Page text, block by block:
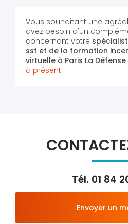
Vous souhaitant une
avez besoin d'un
concernant votre
sst et de la formation
virtuelle à Paris La Défense
à présent.
Tél. 01 84
Envoyer un